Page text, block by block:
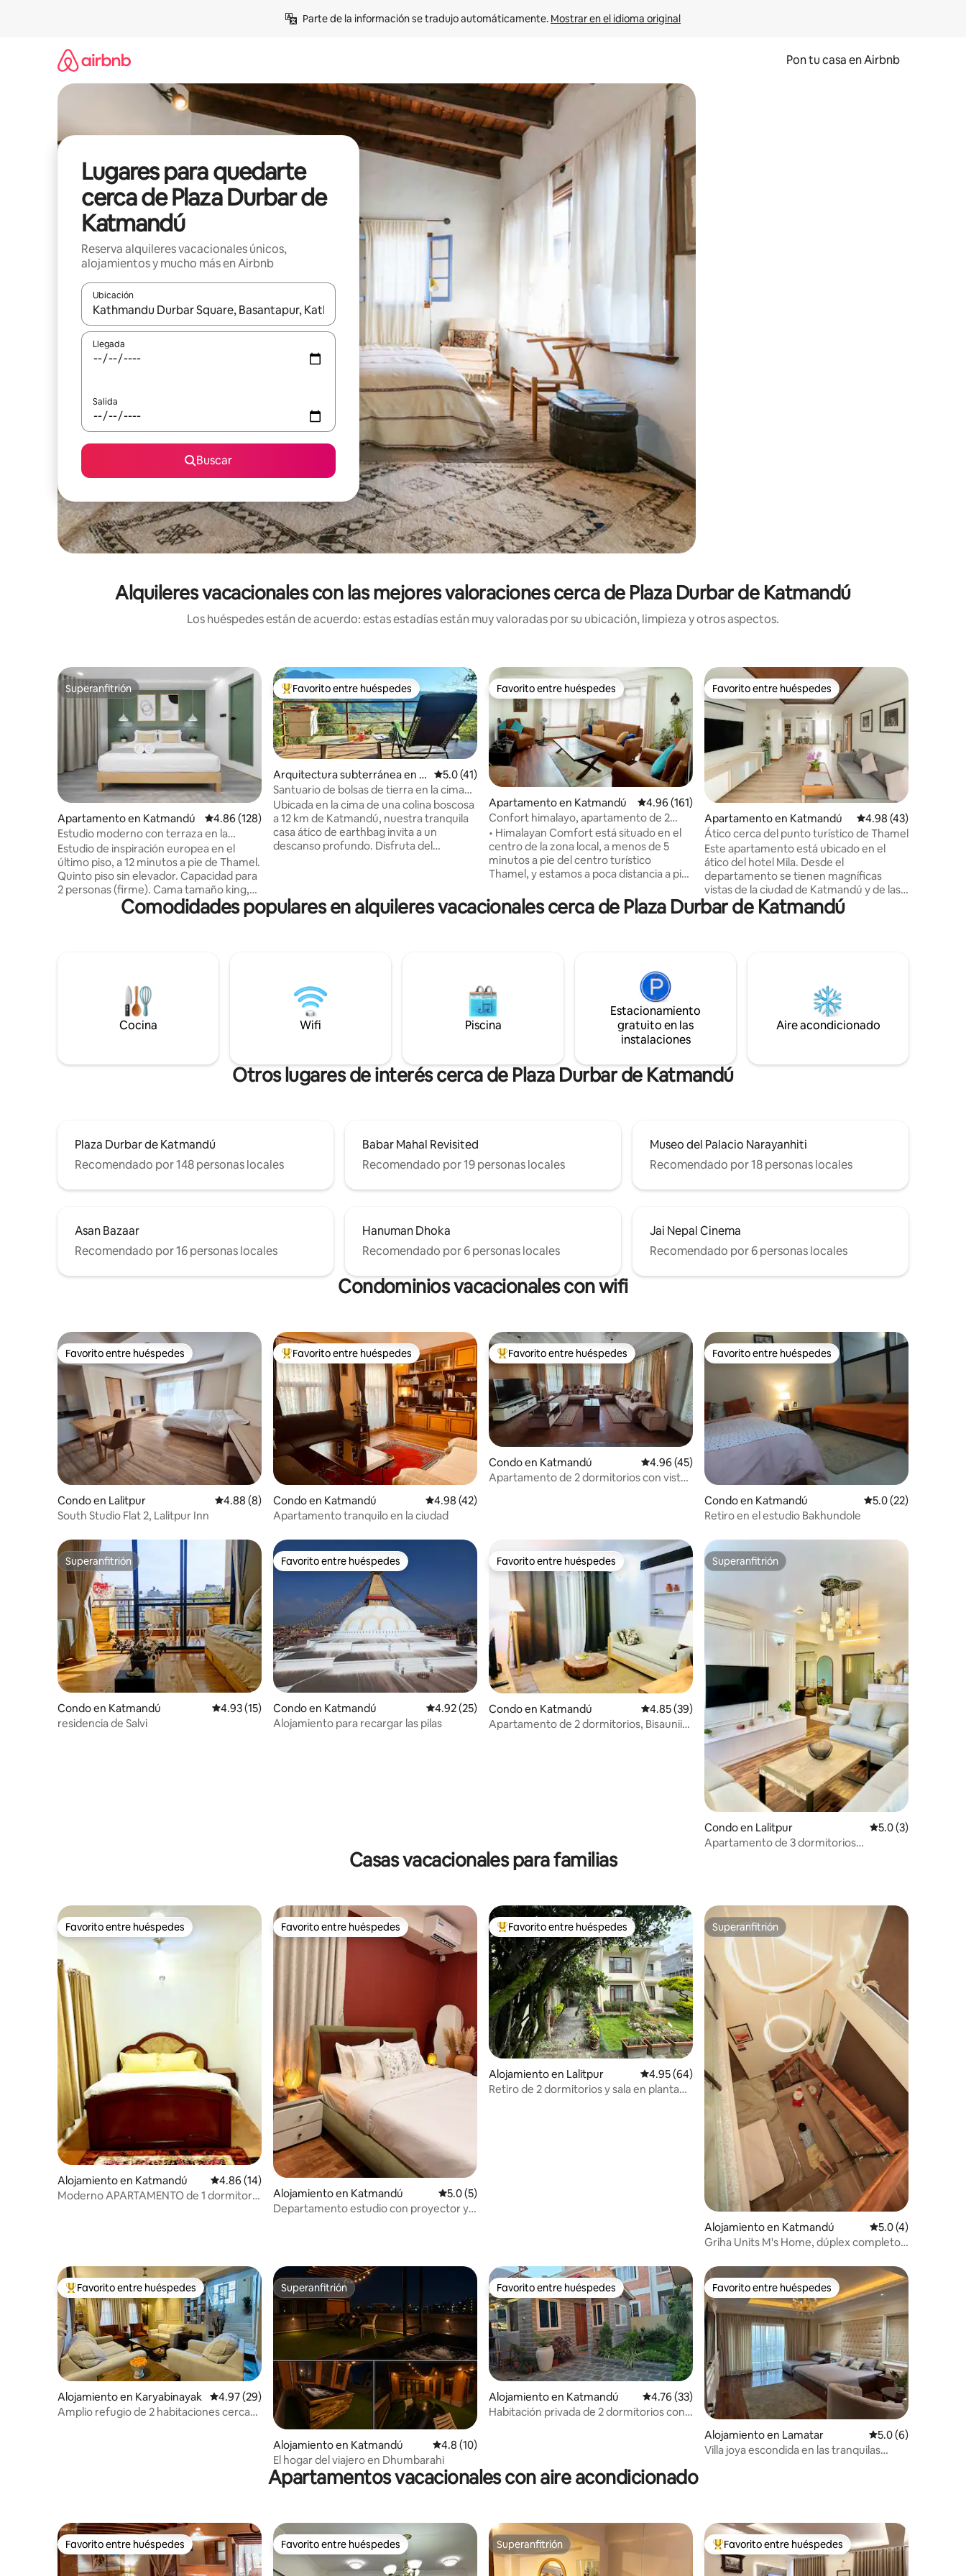
Parte de la información se tradujo automáticamente. Mostrar en el idioma original
Pon tu casa en Airbnb
Lugares para quedarte
cerca de Plaza Durbar de
Katmandú
Reserva alquileres vacacionales únicos,
alojamientos y mucho más en Airbnb
Ubicación
Cuando los resultados estén disponibles, navega con las teclas de flecha hacia arriba y hacia abajo o explora con el tacto o desliza el dedo.
Llegada
Salida
Buscar
Alquileres vacacionales con las mejores valoraciones cerca de Plaza Durbar de Katmandú
Los huéspedes están de acuerdo: estas estadías están muy valoradas por su ubicación, limpieza y otros aspectos.
Superanfitrión
Superanfitrión
Apartamento en Katmandú Calificación promedio: 4.86 de 5, 128 reseñas
4.86 (128)
Estudio moderno con terraza en la
azotea · Cerca de Thamel
Estudio de inspiración europea en el
último piso, a 12 minutos a pie de Thamel.
Quinto piso sin elevador. Capacidad para
2 personas (firme). Cama tamaño king,
aire acondicionado, cocina pequeña
totalmente equipada, área de trabajo
de 2 ruedas. Ideal para parejas, viajeros
en solitario, nómadas digitales y
excursionistas (casillero gratuito para
equipaje). Llegada autónoma sin llave: sin
depósito de seguridad reembolsable. La
sencillez escandinava se une a la calidez
Favorito entre huéspedes preferido
Favorito entre huéspedes
Arquitectura subterránea en G
odawari
Calificación promedio: 5.0 de 5, 41 reseñas
5.0 (41)
Santuario de bolsas de tierra en la cima
de una colina cerca de Katmandú
Ubicada en la cima de una colina boscosa
a 12 km de Katmandú, nuestra tranquila
casa ático de earthbag invita a un
descanso profundo. Disfruta del
Arraigado en la simplicidad, un trabajo de
amor hecho para la quietud; despierta
Olvídate de todo, relájate y recarga
energías en nuestro santuario único a 40
minutos de la ciudad. Paz total.
Favorito entre huéspedes
Favorito entre huéspedes
Apartamento en Katmandú Calificación promedio: 4.96 de 5, 161 reseñas
4.96 (161)
Confort himalayo, apartamento de 2
dormitorios con baño cerca de Thamel
• Himalayan Comfort está situado en el
centro de la zona local, a menos de 5
minutos a pie del centro turístico
Thamel, y estamos a poca distancia a pie
Sitio del Patrimonio Antiguo de la Plaza
Durbar de Katmandú y del Templo de los
acondicionado (una habitación con cama
tamaño queen y otra habitación con
cama tamaño queen más una cama
individual), sala de estar con TV, cocina
con todos los utensilios necesarios, baño,
balcón privado e instalaciones de Wi-Fi.
Favorito entre huéspedes
Favorito entre huéspedes
Apartamento en Katmandú Calificación
4.98 (43)
Ático cerca del punto turístico de Thamel
Este apartamento está ubicado en el
ático del hotel Mila. Desde el
departamento se tienen magníficas
vistas de la ciudad de Katmandú y de las
montañas circundantes. El apartamento
se encuentra en una calle tranquila a solo
tiempo, la ubicación del departamento
es lo suficientemente alejada como para
que los huéspedes puedan disfrutar de
un momento de tranquilidad y relajación
Comodidades populares en alquileres vacacionales cerca de Plaza Durbar de Katmandú
Cocina Wifi Piscina
Estacionamiento
gratuito en las
instalaciones
Aire acondicionado
Otros lugares de interés cerca de Plaza Durbar de Katmandú
Plaza Durbar de Katmandú
Recomendado por 148 personas locales
Babar Mahal Revisited
Recomendado por 19 personas locales
Museo del Palacio Narayanhiti
Recomendado por 18 personas locales
Asan Bazaar
Recomendado por 16 personas locales
Hanuman Dhoka
Recomendado por 6 personas locales
Jai Nepal Cinema
Recomendado por 6 personas locales
Condominios vacacionales con wifi
Favorito entre huéspedes
Favorito entre huéspedes
Condo en Lalitpur Calificación promedio: 4.88 de 5, 8 reseñas
4.88 (8)
South Studio Flat 2, Lalitpur Inn
Favorito entre huéspedes preferido
Favorito entre huéspedes
Condo en Katmandú Calificación promedio: 4.98 de 5, 42 reseñas
4.98 (42)
Apartamento tranquilo en la ciudad
Favorito entre huéspedes preferido
Favorito entre huéspedes
Condo en Katmandú Calificación promedio: 4.96 de 5, 45 reseñas
4.96 (45)
Apartamento de 2 dormitorios con vistas
Favorito entre huéspedes
Favorito entre huéspedes
Condo en Katmandú Calificación
5.0 (22)
Retiro en el estudio Bakhundole
Superanfitrión
Superanfitrión
Condo en Katmandú Calificación promedio: 4.93 de 5, 15 reseñas
4.93 (15)
residencia de Salvi
Favorito entre huéspedes
Favorito entre huéspedes
Condo en Katmandú Calificación promedio: 4.92 de 5, 25 reseñas
4.92 (25)
Alojamiento para recargar las pilas
Favorito entre huéspedes
Favorito entre huéspedes
Condo en Katmandú Calificación promedio: 4.85 de 5, 39 reseñas
4.85 (39)
Apartamento de 2 dormitorios, Bisaunii-
Superanfitrión
Superanfitrión
Condo en Lalitpur Calificación
5.0 (3)
Apartamento de 3 dormitorios
Casas vacacionales para familias
Favorito entre huéspedes
Favorito entre huéspedes
Alojamiento en Katmandú Calificación promedio: 4.86 de 5, 14 reseñas
4.86 (14)
Moderno APARTAMENTO de 1 dormitorio
Favorito entre huéspedes
Favorito entre huéspedes
Alojamiento en Katmandú Calificación promedio: 5.0 de 5, 5 reseñas
5.0 (5)
Departamento estudio con proyector y
Favorito entre huéspedes preferido
Favorito entre huéspedes
Alojamiento en Lalitpur Calificación promedio: 4.95 de 5, 64 reseñas
4.95 (64)
Retiro de 2 dormitorios y sala en planta
Superanfitrión
Superanfitrión
Alojamiento en Katmandú Calificación
5.0 (4)
Griha Units M's Home, dúplex completo
Favorito entre huéspedes preferido
Favorito entre huéspedes
Alojamiento en Karyabinayak Calificación promedio: 4.97 de 5, 29 reseñas
4.97 (29)
Amplio refugio de 2 habitaciones cerca
Superanfitrión
Superanfitrión
Alojamiento en Katmandú Calificación promedio: 4.8 de 5, 10 reseñas
4.8 (10)
El hogar del viajero en Dhumbarahi
Favorito entre huéspedes
Favorito entre huéspedes
Alojamiento en Katmandú Calificación promedio: 4.76 de 5, 33 reseñas
4.76 (33)
Habitación privada de 2 dormitorios con
Favorito entre huéspedes
Favorito entre huéspedes
Alojamiento en Lamatar Calificación
5.0 (6)
Villa joya escondida en las tranquilas
Apartamentos vacacionales con aire acondicionado
Favorito entre huéspedes
Favorito entre huéspedes Favorito entre huéspedes
Favorito entre huéspedes Superanfitrión
Superanfitrión Favorito entre huéspedes preferido
Favorito entre huéspedes